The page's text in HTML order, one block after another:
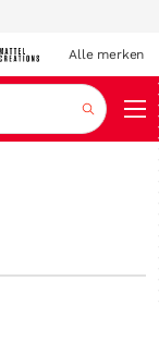
Alle merken
Zoeken